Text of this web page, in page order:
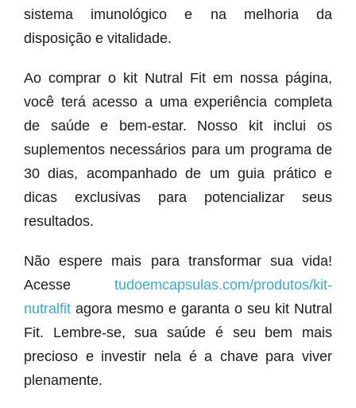
sistema imunológico e na melhoria da
disposição e vitalidade.
Ao comprar o kit Nutral Fit em nossa página,
você terá acesso a uma experiência completa
de saúde e bem-estar. Nosso kit inclui os
suplementos necessários para um programa de
30 dias, acompanhado de um guia prático e
dicas exclusivas para potencializar seus
resultados.
Não espere mais para transformar sua vida!
Acesse tudoemcapsulas.com/produtos/kit-
nutralfit agora mesmo e garanta o seu kit Nutral
Fit. Lembre-se, sua saúde é seu bem mais
precioso e investir nela é a chave para viver
plenamente.